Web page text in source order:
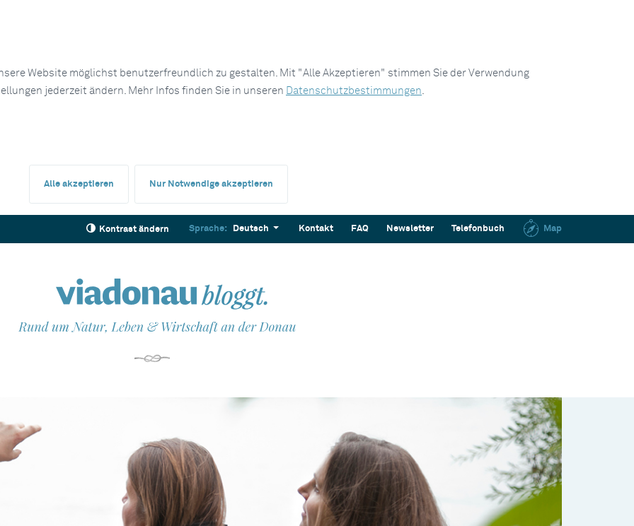
Website möglichst benutzerfreundlich zu gestalten. Mit "Alle Akzeptieren" stimmen Sie der Verwendung
jederzeit ändern. Mehr Infos finden Sie in unseren Datenschutzbestimmungen.
Alle akzeptieren Nur Notwendige akzeptieren
Kontrast ändern Sprache: Deutsch Kontakt FAQ Newsletter Telefonbuch Map